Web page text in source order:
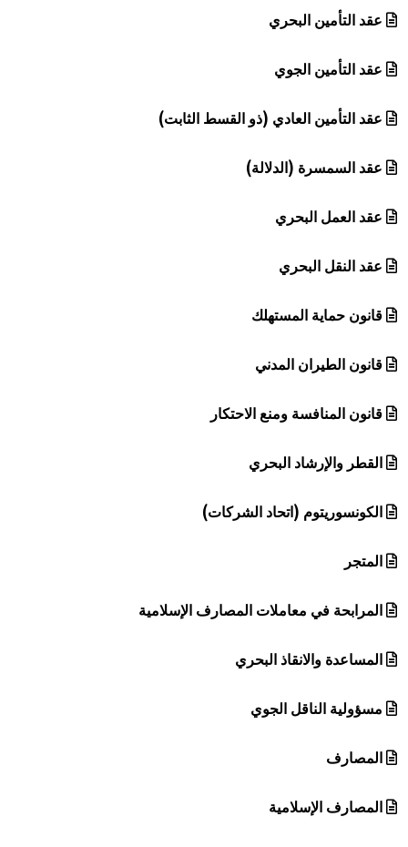
عقد التأمين البحري
عقد التأمين الجوي
عقد التأمين العادي (ذو القسط الثابت)
عقد السمسرة (الدلالة)
عقد العمل البحري
عقد النقل البحري
قانون حماية المستهلك
قانون الطيران المدني
قانون المنافسة ومنع الاحتكار
القطر والإرشاد البحري
الكونسوريتوم (اتحاد الشركات)
المتجر
المرابحة في معاملات المصارف الإسلامية
المساعدة والانقاذ البحري
مسؤولية الناقل الجوي
المصارف
المصارف الإسلامية